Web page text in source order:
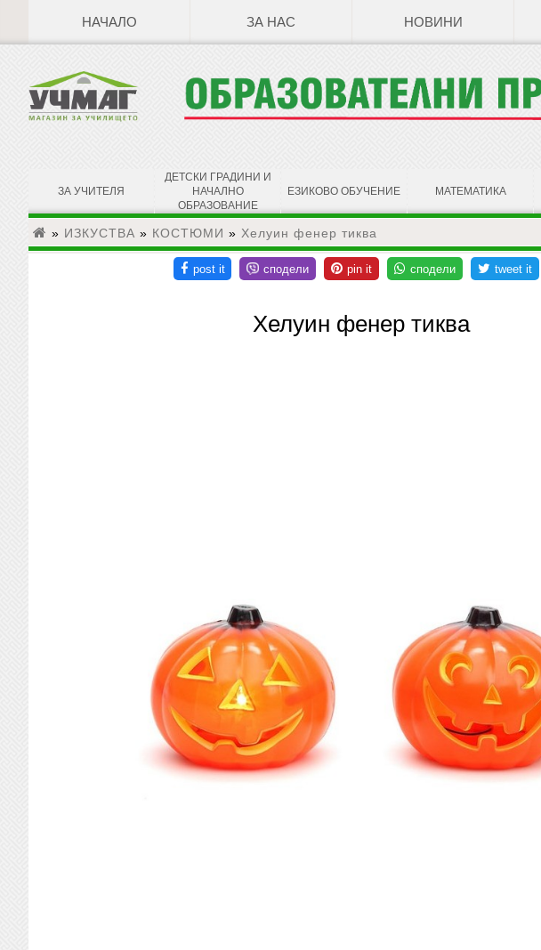
НАЧАЛО ЗА НАС НОВИНИ
ЗА УЧИТЕЛЯ
ДЕТСКИ ГРАДИНИ И
НАЧАЛНО
ОБРАЗОВАНИЕ
ЕЗИКОВО ОБУЧЕНИЕ МАТЕМАТИКА
» ИЗКУСТВА » КОСТЮМИ » Хелуин фенер тиква
Хелуин фенер тиква